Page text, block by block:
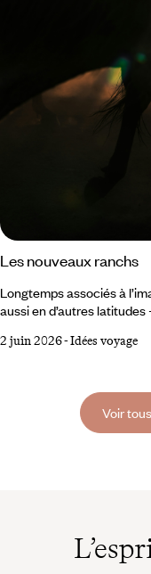
Les nouveaux ranchs
Longtemps associés à
aussi en d’autres
des zones peu densément
parmi les plus singuliers.
2 juin 2026-Idées voyage
Voir